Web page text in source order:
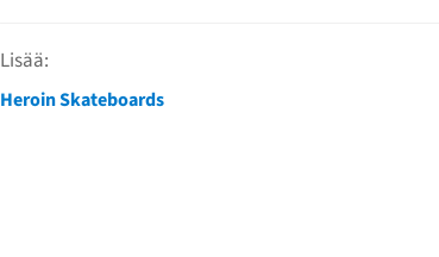
Lisää:
Heroin Skateboards